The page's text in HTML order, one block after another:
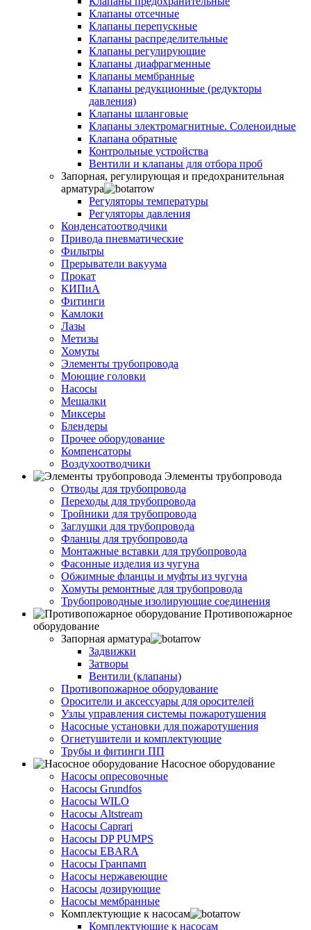
Клапаны отсечные
Клапаны перепускные
Клапаны распределительные
Клапаны регулирующие
Клапаны диафрагменные
Клапаны мембранные
Клапаны редукционные (редукторы
давления)
Клапаны шланговые
Клапаны электромагнитные. Соленоидные
Клапана обратные
Контрольные устройства
Вентили и клапаны для отбора проб
Запорная, регулирующая и предохранительная
арматура
Регуляторы температуры
Регуляторы давления
Конденсатоотводчики
Привода пневматические
Фильтры
Прерыватели вакуума
Прокат
КИПиА
Фитинги
Камлоки
Лазы
Метизы
Хомуты
Элементы трубопровода
Моющие головки
Насосы
Мешалки
Миксеры
Блендеры
Прочее оборудование
Компенсаторы
Воздухоотводчики
Элементы трубопровода
Отводы для трубопровода
Переходы для трубопровода
Тройники для трубопровода
Заглушки для трубопровода
Фланцы для трубопровода
Монтажные вставки для трубопровода
Фасонные изделия из чугуна
Обжимные фланцы и муфты из чугуна
Хомуты ремонтные для трубопровода
Трубопроводные изолирующие соединения
Противопожарное
оборудование
Запорная арматура
Задвижки
Затворы
Вентили (клапаны)
Противопожарное оборудование
Оросители и аксессуары для оросителей
Узлы управления системы пожаротушения
Насосные установки для пожаротушения
Огнетушители и комплектующие
Трубы и фитинги ПП
Насосное оборудование
Насосы опресовочные
Насосы Grundfos
Насосы WILO
Насосы Altstream
Насосы Caprari
Насосы DP PUMPS
Насосы EBARA
Насосы Гранпамп
Насосы нержавеющие
Насосы дозирующие
Насосы мембранные
Комплектующие к насосам
Комплектующие к насосам